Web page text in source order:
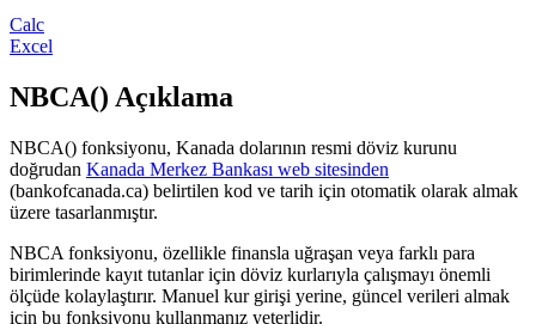
Calc
Excel
NBCA() Açıklama
NBCA() fonksiyonu, Kanada dolarının resmi döviz kurunu
doğrudan Kanada Merkez Bankası web sitesinden
(bankofcanada.ca) belirtilen kod ve tarih için otomatik olarak almak
üzere tasarlanmıştır.
NBCA fonksiyonu, özellikle finansla uğraşan veya farklı para
birimlerinde kayıt tutanlar için döviz kurlarıyla çalışmayı önemli
ölçüde kolaylaştırır. Manuel kur girişi yerine, güncel verileri almak
için bu fonksiyonu kullanmanız yeterlidir.